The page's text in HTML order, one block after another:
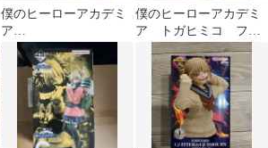
僕のヒーローアカデミ
ア
GLITTER&GLAMOUR
S トガヒミコ
僕のヒーローアカデミ
ア トガヒミコ フィ
ギュア